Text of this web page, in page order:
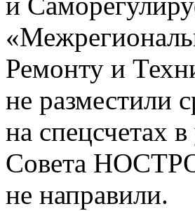
Ремонту и
не разместили
на спецсчетах
Совета
не направили.